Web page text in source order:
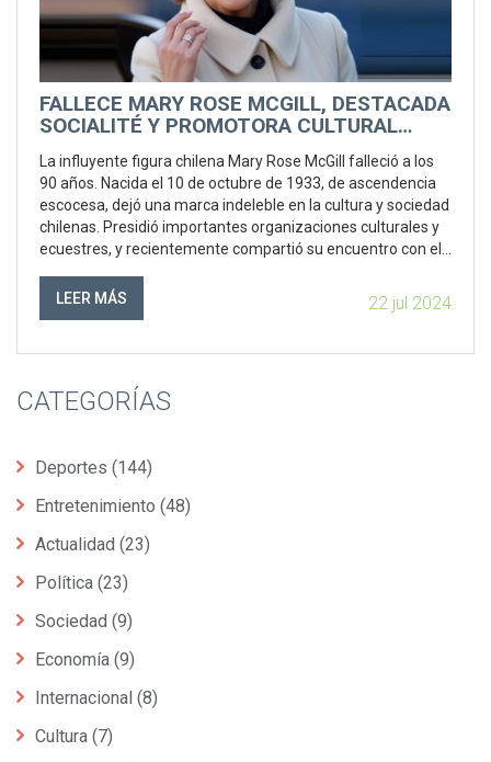
FALLECE MARY ROSE MCGILL, DESTACADA
SOCIALITÉ Y PROMOTORA CULTURAL
La influyente figura chilena Mary Rose McGill falleció a los
90 años. Nacida el 10 de octubre de 1933, de ascendencia
escocesa, dejó una marca indeleble en la cultura y sociedad
chilenas. Presidió importantes organizaciones culturales y
ecuestres, y recientemente compartió su encuentro con el
LEER MÁS
22 jul 2024
CATEGORÍAS
Deportes (144)
Entretenimiento (48)
Actualidad (23)
Política (23)
Sociedad (9)
Economía (9)
Internacional (8)
Cultura (7)